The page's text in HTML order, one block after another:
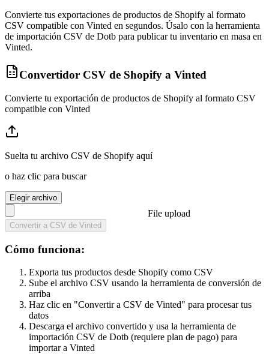
Convierte tus exportaciones de productos de Shopify al formato
CSV compatible con Vinted en segundos. Úsalo con la herramienta
de importación CSV de Dotb para publicar tu inventario en masa en
Vinted.
Convertidor CSV de Shopify a Vinted
Convierte tu exportación de productos de Shopify al formato CSV
compatible con Vinted
Suelta tu archivo CSV de Shopify aquí
o haz clic para buscar
Elegir archivo
File upload
Convertir a CSV de Vinted
Cómo funciona:
Exporta tus productos desde Shopify como CSV
Sube el archivo CSV usando la herramienta de conversión de
arriba
Haz clic en "Convertir a CSV de Vinted" para procesar tus
datos
Descarga el archivo convertido y usa la herramienta de
importación CSV de Dotb (requiere plan de pago) para
importar a Vinted